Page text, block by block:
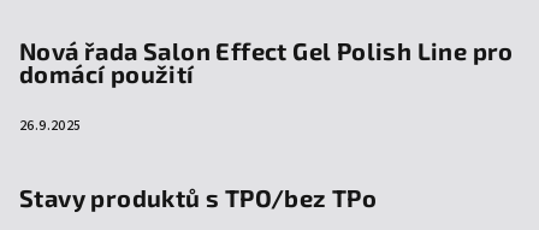
Nová řada Salon Effect Gel Polish Line pro
domácí použití
26.9.2025
Stavy produktů s TPO/bez TPo